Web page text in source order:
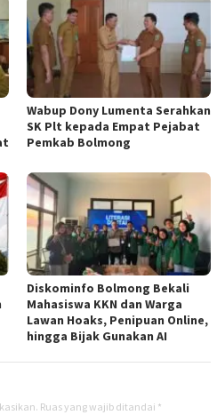
Wabup Dony Lumenta Serahkan
SK Plt kepada Empat Pejabat
Pemkab Bolmong
Diskominfo Bolmong Bekali
Mahasiswa KKN dan Warga
Lawan Hoaks, Penipuan Online,
hingga Bijak Gunakan AI
Ruas yang wajib ditandai *